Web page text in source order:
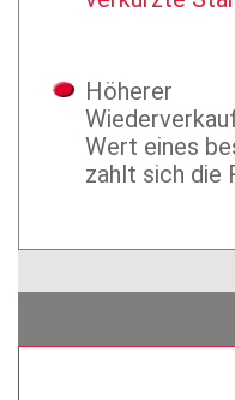
Höherer
Wert eines
zahlt sich die